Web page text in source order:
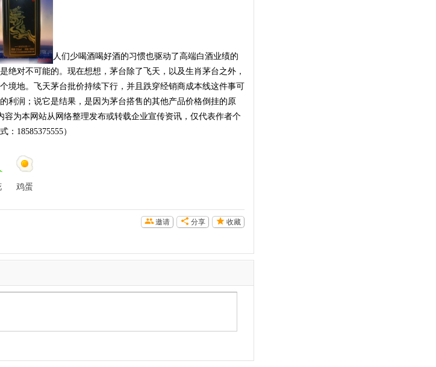
人们少喝酒喝好酒的习惯也驱动了高端白酒业绩的
绝对不可能的。现在想想，茅台除了飞天，以及生肖茅台之外，
境地。飞天茅台批价持续下行，并且跌穿经销商成本线这件事可
利润；说它是结果，是因为茅台搭售的其他产品价格倒挂的原
容为本网站从网络整理发布或转载企业宣传资讯，仅代表作者个
：18585375555）
鸡蛋
收藏
分享
邀请